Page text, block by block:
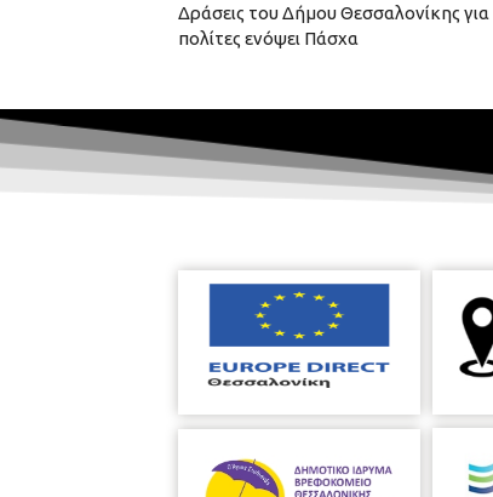
Δράσεις του Δήμου Θεσσαλονίκης
πολίτες ενόψει Πάσχα